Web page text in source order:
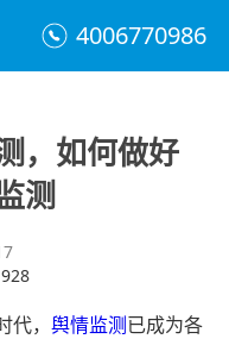
4006770986
，如何做好
测
， 舆情监测已成为各